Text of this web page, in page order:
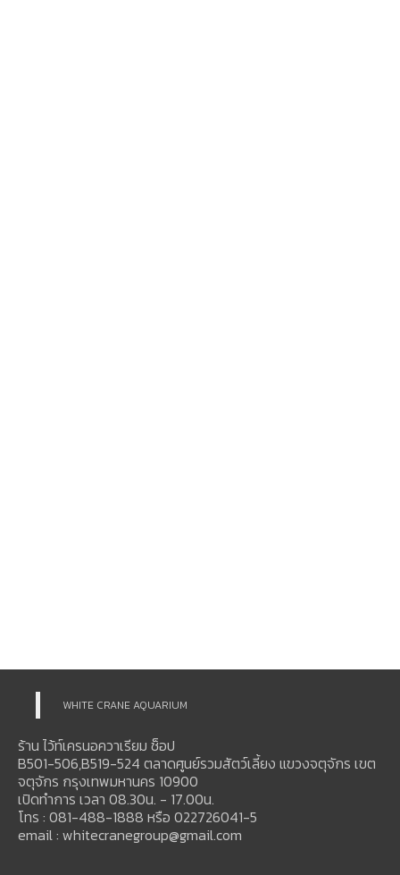
WHITE CRANE AQUARIUM
ร้าน ไว้ท์เครนอควาเรียม ช็อป
B501-506,B519-524 ตลาดศูนย์รวมสัตว์เลี้ยง แขวงจตุจักร เขต
จตุจักร กรุงเทพมหานคร 10900
เปิดทำการ เวลา 08.30น. - 17.00น.
โทร : 081-488-1888 หรือ 022726041-5
email : whitecranegroup@gmail.com